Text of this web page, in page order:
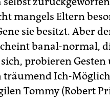
mangels Eltern
sie besitzt. Aber
banal-normal,
probieren Gesten
träumend Ich-
Tommy (Robert